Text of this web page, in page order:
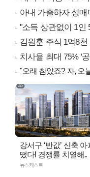
아내 가출하자 성매
"소득 상관없이 1
김원훈 주식 1억8
치사율 최대 75% '
"오래 참았죠? 자, 오
강서구 ‘반값’ 신축 아
떴다! 경쟁률 치열해..
뉴스캐스트